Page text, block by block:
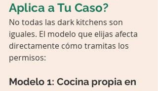
Aplica a Tu Caso?
No todas las dark kitchens son
iguales. El modelo que elijas afecta
directamente cómo tramitas los
permisos:
Modelo 1: Cocina propia en